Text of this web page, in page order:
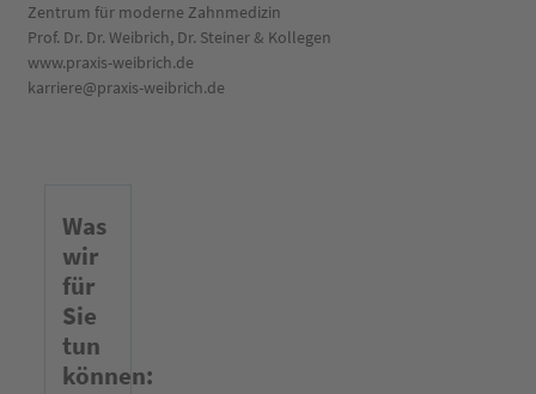
Zentrum für moderne Zahnmedizin
Prof. Dr. Dr. Weibrich, Dr. Steiner & Kollegen
www.praxis-weibrich.de
karriere@praxis-weibrich.de
Was
wir
für
Sie
tun
können: